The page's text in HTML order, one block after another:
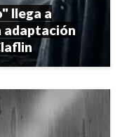
llega a
adaptación